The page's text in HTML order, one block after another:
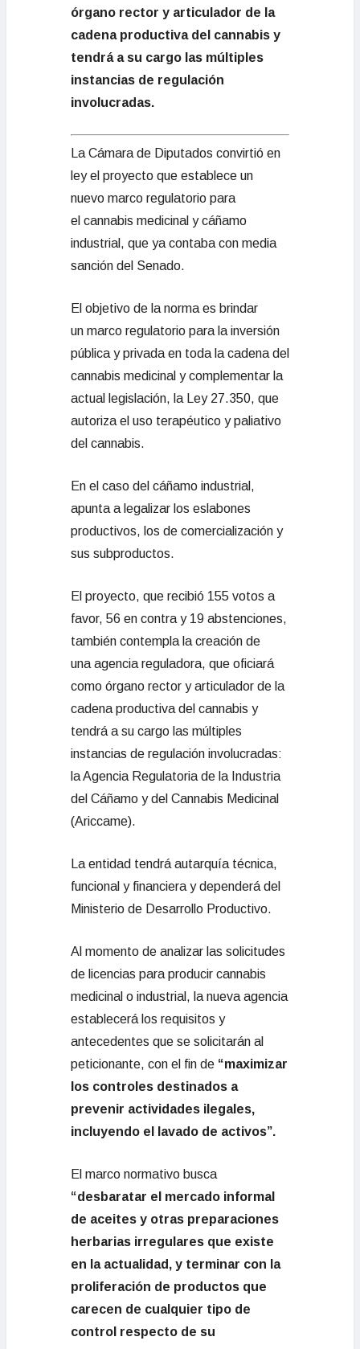
órgano rector y articulador de la
cadena productiva del cannabis y
tendrá a su cargo las múltiples
instancias de regulación
involucradas.
La Cámara de Diputados convirtió en
ley el proyecto que establece un
nuevo marco regulatorio para
el cannabis medicinal y cáñamo
industrial, que ya contaba con media
sanción del Senado.
El objetivo de la norma es brindar
un marco regulatorio para la inversión
pública y privada en toda la cadena del
cannabis medicinal y complementar la
actual legislación, la Ley 27.350, que
autoriza el uso terapéutico y paliativo
del cannabis.
En el caso del cáñamo industrial,
apunta a legalizar los eslabones
productivos, los de comercialización y
sus subproductos.
El proyecto, que recibió 155 votos a
favor, 56 en contra y 19 abstenciones,
también contempla la creación de
una agencia reguladora, que oficiará
como órgano rector y articulador de la
cadena productiva del cannabis y
tendrá a su cargo las múltiples
instancias de regulación involucradas:
la Agencia Regulatoria de la Industria
del Cáñamo y del Cannabis Medicinal
(Ariccame).
La entidad tendrá autarquía técnica,
funcional y financiera y dependerá del
Ministerio de Desarrollo Productivo.
Al momento de analizar las solicitudes
de licencias para producir cannabis
medicinal o industrial, la nueva agencia
establecerá los requisitos y
antecedentes que se solicitarán al
peticionante, con el fin de “maximizar
los controles destinados a
prevenir actividades ilegales,
incluyendo el lavado de activos”.
El marco normativo busca
“desbaratar el mercado informal
de aceites y otras preparaciones
herbarias irregulares que existe
en la actualidad, y terminar con la
proliferación de productos que
carecen de cualquier tipo de
control respecto de su